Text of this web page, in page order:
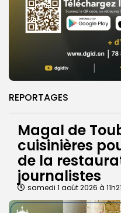
REPORTAGES
Magal de
cuisinières
de la
journalistes
samedi 1 août 2026 à 11h21